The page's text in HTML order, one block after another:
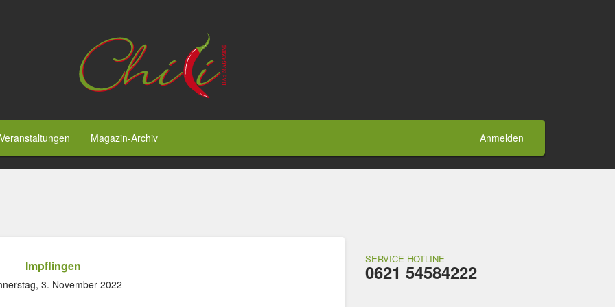
Anmelden
Veranstaltungen Magazin-Archiv
Impflingen
3. November 2022
SERVICE-HOTLINE
0621 54584222